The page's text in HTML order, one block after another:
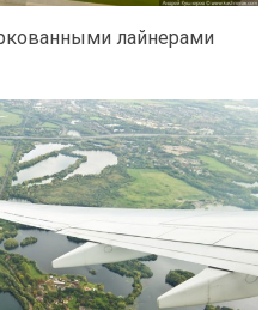
лайнерами